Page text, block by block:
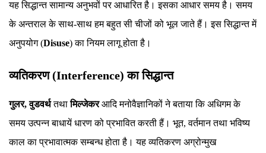
यह सिद्धान्त सामान्य अनुभवों पर आधारित है। इसका आधार समय है। समय
के अन्तराल के साथ-साथ हम बहुत सी चीजों को भूल जाते हैं। इस सिद्धान्त में
अनुपयोग (Disuse) का नियम लागू होता है।
व्यतिकरण (Interference) का सिद्धान्त
गुलर, वुडवर्थतथामिल्जेकरआदि मनोवैज्ञानिकों ने बताया कि अधिगम के
समय उत्पन्न बाधायें धारण को प्रभावित करती हैं। भूत, वर्तमान तथा भविष्य
काल का प्रभावात्मक सम्बन्ध होता है। यह व्यतिकरण अग्रोन्मुख